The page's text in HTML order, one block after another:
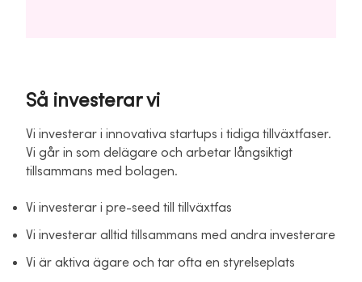
Så investerar vi
Vi investerar i innovativa startups i tidiga tillväxtfaser.
Vi går in som delägare och arbetar långsiktigt
tillsammans med bolagen.
Vi investerar i pre-seed till tillväxtfas
Vi investerar alltid tillsammans med andra investerare
Vi är aktiva ägare och tar ofta en styrelseplats